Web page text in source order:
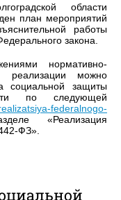
области
план мероприятий
работы
закона.
нормативно-
реализации можно
социальной защиты
по следующей
federalnogo-
«Реализация
ФЗ».